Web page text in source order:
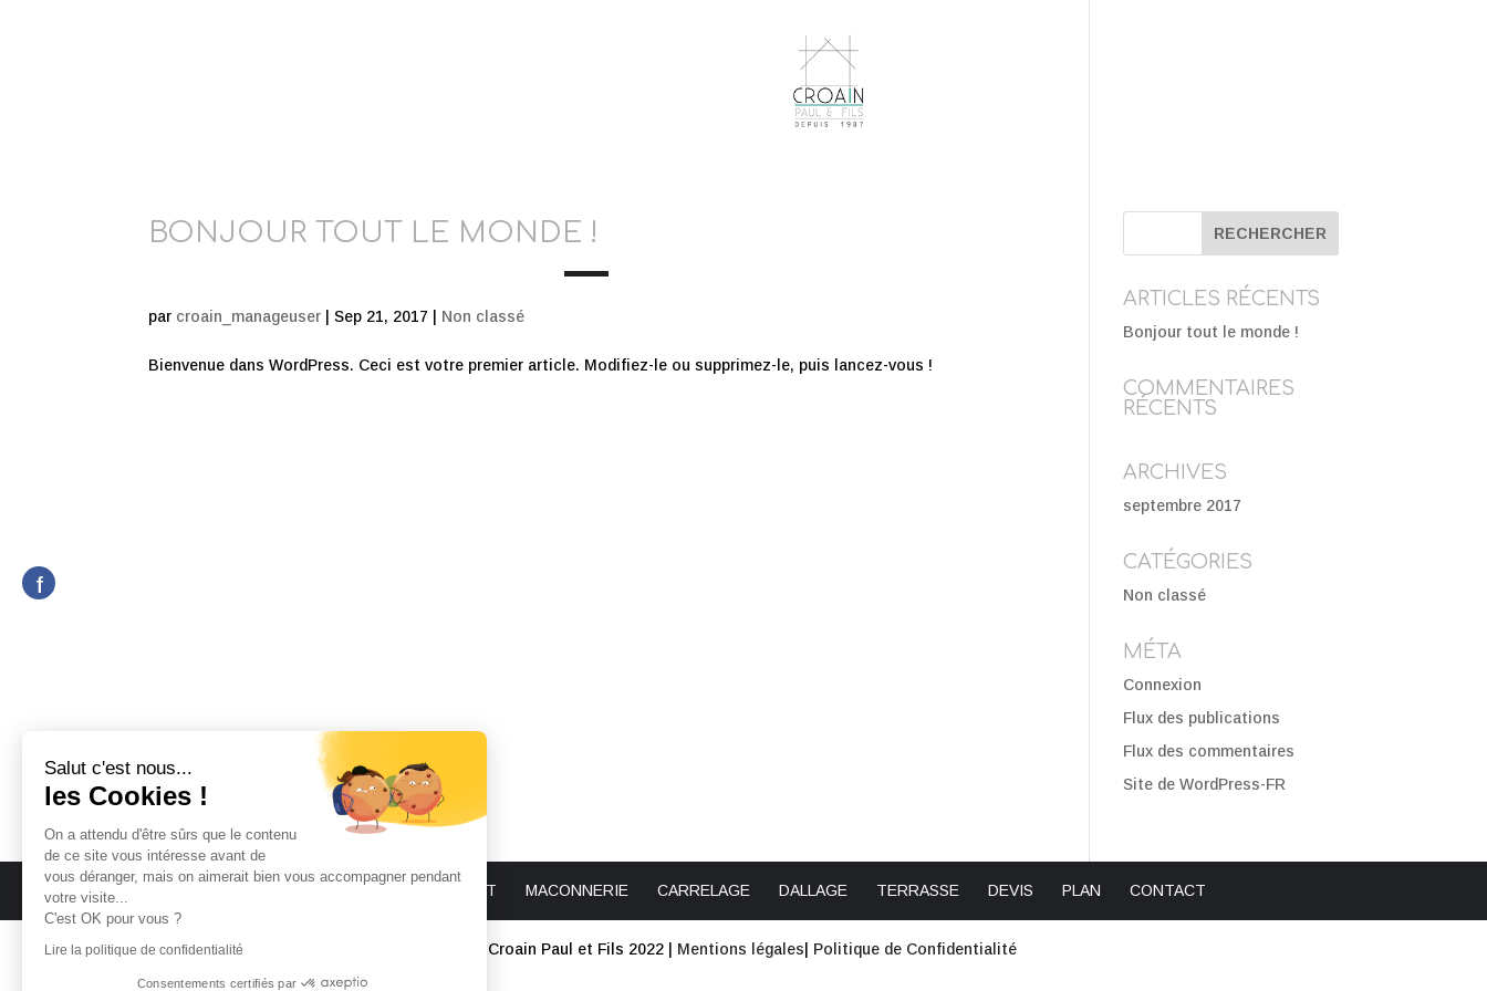
BONJOUR TOUT LE MONDE !
par croain_manageuser |Sep 21, 2017 Non classé
Bienvenue dans WordPress. Ceci est votre premier article. Modifiez-le ou supprimez-le, puis lancez-vous !
ARTICLES RÉCENTS
Bonjour tout le monde !
COMMENTAIRES
RÉCENTS
ARCHIVES
septembre 2017
CATÉGORIES
Non classé
MÉTA
Connexion
Flux des publications
Flux des commentaires
Site de WordPress-FR
QUI SOMMES NOUS BATIMENT MACONNERIE CARRELAGE DALLAGE TERRASSE DEVIS PLAN CONTACT
© Croain Paul et Fils 2022 | Mentions légales Politique de Confidentialité
f
Salut c'est nous...
les Cookies !
On a attendu d'être sûrs que le contenu
de ce site vous intéresse avant de
vous déranger, mais on aimerait bien vous accompagner pendant
votre visite...
C'est OK pour vous ?
Lire la politique de confidentialité
Consentements certifiés par